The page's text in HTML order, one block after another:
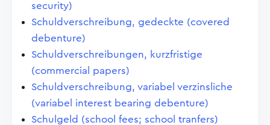
security)
Schuldverschreibung, gedeckte (covered
debenture)
Schuldverschreibungen, kurzfristige
(commercial papers)
Schuldverschreibung, variabel verzinsliche
(variabel interest bearing debenture)
Schulgeld (school fees; school tranfers)